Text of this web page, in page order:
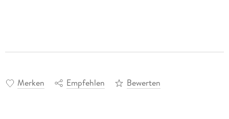
Merken Empfehlen Bewerten